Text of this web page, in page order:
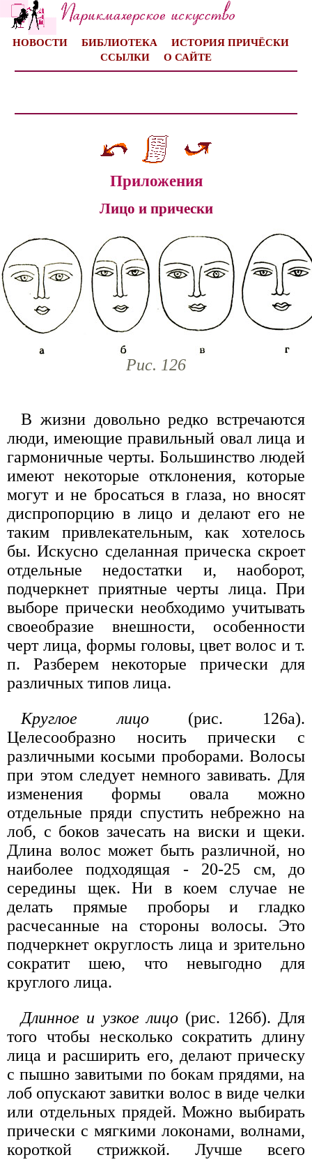
НОВОСТИ БИБЛИОТЕКА
ИСТОРИЯ ПРИЧЁСКИ
ССЫЛКИ
О САЙТЕ
Приложения
Лицо и прически
Рис. 126
В жизни довольно редко встречаются
люди, имеющие правильный овал лица и
гармоничные черты. Большинство людей
имеют некоторые отклонения, которые
могут и не бросаться в глаза, но вносят
диспропорцию в лицо и делают его не
таким привлекательным, как хотелось
бы. Искусно сделанная прическа скроет
отдельные недостатки и, наоборот,
подчеркнет приятные черты лица. При
выборе прически необходимо учитывать
своеобразие внешности, особенности
черт лица, формы головы, цвет волос и т.
п. Разберем некоторые прически для
различных типов лица.
Круглое лицо (рис. 126а).
Целесообразно носить прически с
различными косыми проборами. Волосы
при этом следует немного завивать. Для
изменения формы овала можно
отдельные пряди спустить небрежно на
лоб, с боков зачесать на виски и щеки.
Длина волос может быть различной, но
наиболее подходящая - 20-25 см, до
середины щек. Ни в коем случае не
делать прямые проборы и гладко
расчесанные на стороны волосы. Это
подчеркнет округлость лица и зрительно
сократит шею, что невыгодно для
круглого лица.
Длинное и узкое лицо (рис. 126б). Для
того чтобы несколько сократить длину
лица и расширить его, делают прическу
с пышно завитыми по бокам прядями, на
лоб опускают завитки волос в виде челки
или отдельных прядей. Можно выбирать
прически с мягкими локонами, волнами,
короткой стрижкой. Лучше всего